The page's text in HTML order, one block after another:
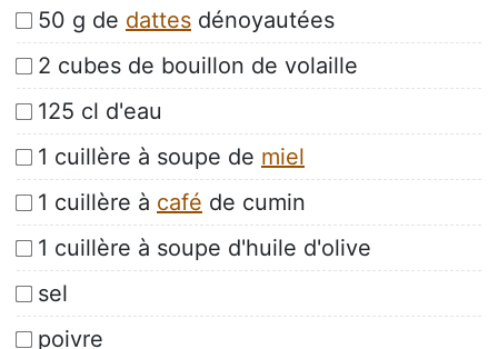
50 g de dattes dénoyautées
2 cubes de bouillon de volaille
125 cl d'eau
1 cuillère à soupe de miel
1 cuillère à café de cumin
1 cuillère à soupe d'huile d'olive
sel
poivre